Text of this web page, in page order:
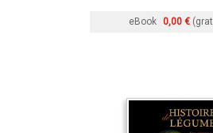
eBook 0,00 €